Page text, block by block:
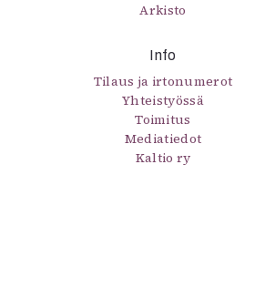
Arkisto
Info
Tilaus ja irtonumerot
Yhteistyössä
Toimitus
Mediatiedot
Kaltio ry